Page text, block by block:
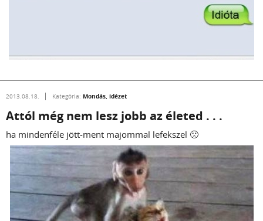
2013.08.18. Kategória: Mondás, idézet
Attól még nem lesz jobb az életed . . .
ha mindenféle jött-ment majommal lefekszel 🙁